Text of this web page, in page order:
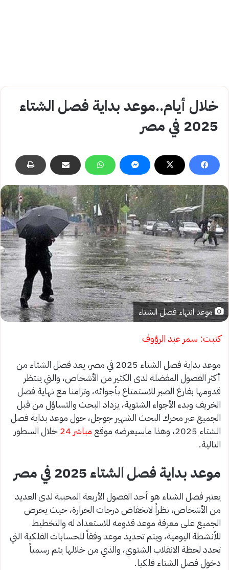
خلال أيام..موعد بداية فصل الشتاء
2025 في مصر
موعد انتهاء فصل الشتاء
كتبت: سمر عبد الرؤوف
موعد بداية فصل الشتاء 2025 في مصر، يعد فصل الشتاء من
أكثر الفصول المفضلة لدى الكثير من الأشخاص، والتي ينتظر
قدومها بفارغ الصبر للاستمتاع بأجوائه، وتزامنا مع نهاية فصل
الخريف وبدء الأجواء الشتوية، يزداد البحث والتساؤل من قبل
الجميع عبر محرك البحث الشهير جوجل، حول موعد بداية فصل
الشتاء 2025، وهذا ماسيعرضه موقع
مباشر 24
خلال السطور
التالية.
موعد بداية فصل الشتاء 2025 في مصر
يعتبر فصل الشتاء هو أحد الفصول الأربعة المحببة لدى العديد
من الأشخاص، نظراً لانخفاض درجات الحرارة، حيث يحرص
الجميع على معرفة موعد قدومه للاستعداد له والتخطيط
للأنشطة اليومية، ويتم تحديد موعد وفقاً للحسابات الفلكية التي
تحدد لحظة الانقلاب الشتوي، والذي من خلالها يتم رسمياً
دخول فصل الشتاء فلكيا.